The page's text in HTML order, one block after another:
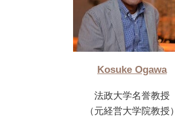
Kosuke Ogawa
法政大学名誉教授
（元経営大学院教授）